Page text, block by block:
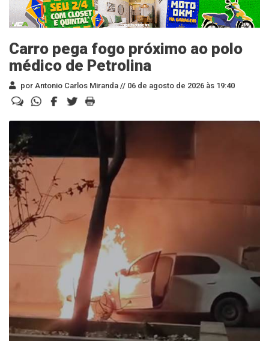
Carro pega fogo próximo ao polo
médico de Petrolina
por Antonio Carlos Miranda // 06 de agosto de 2026 às 19:40